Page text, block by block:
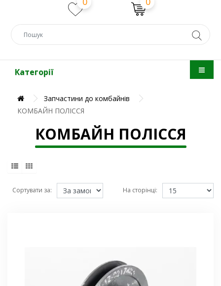
Категорії
Запчастини до комбайнів
КОМБАЙН ПОЛІССЯ
КОМБАЙН ПОЛІССЯ
Сортувати за: На сторінці: